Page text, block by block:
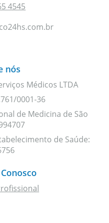
4545
nós
Médicos LTDA
0001-36
de Medicina de São
de Saúde: